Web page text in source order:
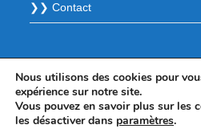
❯❯ Contact
Nous utilisons des cookies pour
expérience sur notre site.
Vous pouvez en savoir plus sur les
les désactiver dans paramètres.